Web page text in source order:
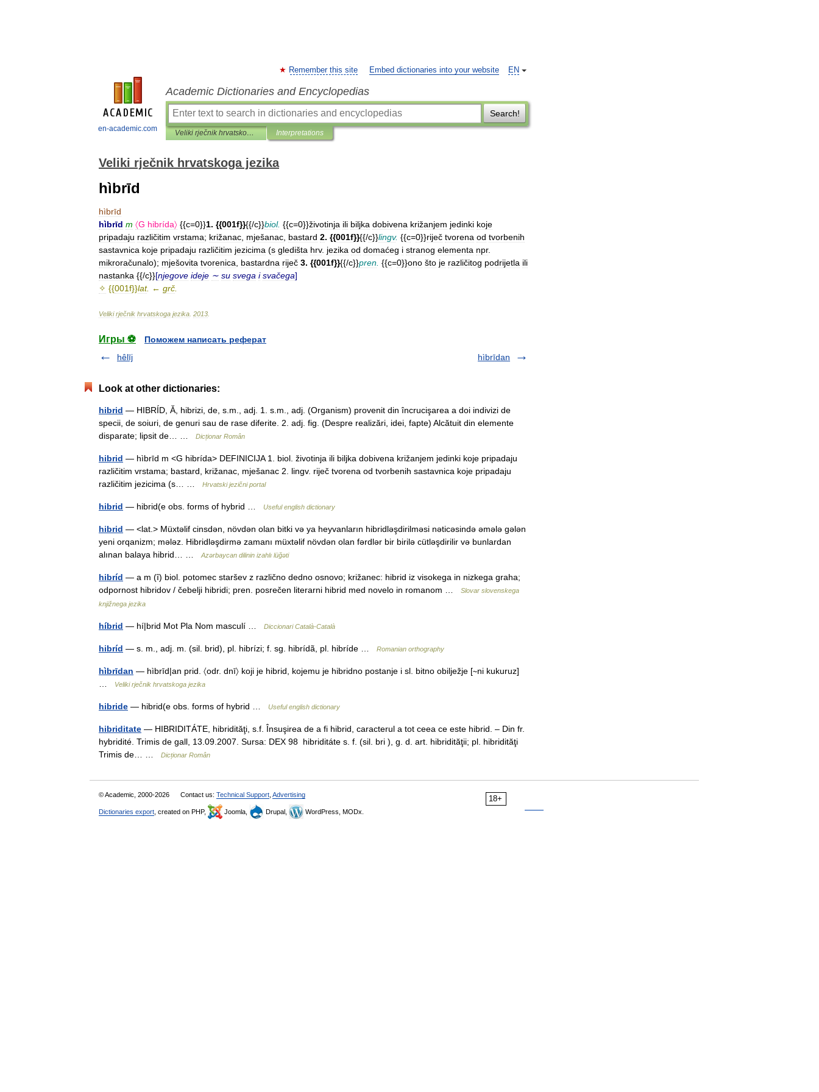
en-academic.com
EN
Remember this site Embed dictionaries into your website
Academic Dictionaries and Encyclopedias
Search!
Veliki rječnik hrvatskoga jezika Interpretations
Veliki rječnik hrvatskoga jezika
hìbrīd
hìbrīd
hìbrīd m 〈G hibrída〉 {{c=0}}1. {{001f}}{{/c}}biol. {{c=0}}životinja ili biljka dobivena križanjem jedinki koje
pripadaju različitim vrstama; križanac mješanac bastard 2. {{001f}}{{/c}}lingv. {{c=0}}riječ tvorena od tvorbenih
sastavnica koje pripadaju različitim jezicima (s gledišta hrv. jezika od domaćeg i stranog elementa npr.
mikroračunalo); mješovita tvorenica bastardna riječ 3. {{001f}}{{/c}}pren {{c=0}}ono što je različitog podrijetla ili
nastanka {{/c}}[njegove ideje ∼ su svega i svačega]
✧ {{001f}}lat. ← grč
Veliki rječnik hrvatskoga jezika 2013
Игры ⚽
Поможем написать реферат
hêlīj
hìbrīdan
Look at other dictionaries:
hibrid — HIBRÍD, Ă, hibrizi, de, s.m., adj. 1. s.m., adj. (Organism) provenit din încrucişarea a doi indivizi de
specii, de soiuri, de genuri sau de rase diferite. 2. adj. fig. (Despre realizări, idei, fapte) Alcătuit din elemente
disparate; lipsit de… …
Dicționar Român
hibrid — hìbrīd m <G hibrída> DEFINICIJA 1. biol. životinja ili biljka dobivena križanjem jedinki koje pripadaju
različitim vrstama; bastard, križanac, mješanac 2. lingv. riječ tvorena od tvorbenih sastavnica koje pripadaju
različitim jezicima (s… …
Hrvatski jezični portal
hibrid — hibrid(e obs. forms of hybrid … Useful english dictionary
hibrid — <lat.> Müxtəlif cinsdən, növdən olan bitki və ya heyvanların hibridləşdirilməsi nəticəsində əmələ gələn
yeni orqanizm; mələz. Hibridləşdirmə zamanı müxtəlif növdən olan fərdlər bir birilə cütləşdirilir və bunlardan
alınan balaya hibrid… …
Azərbaycan dilinin izahlı lüğəti
hibríd — a m (ȋ) biol. potomec staršev z različno dedno osnovo; križanec: hibrid iz visokega in nizkega graha;
odpornost hibridov / čebelji hibridi; pren. posrečen literarni hibrid med novelo in romanom …
Slovar slovenskega
knjižnega jezika
híbrid — hí|brid Mot Pla Nom masculí … Diccionari Català-Català
hibríd — s. m., adj. m. (sil. brid), pl. hibrízi; f. sg. hibrídã, pl. hibríde … Romanian orthography
hìbrīdan — hìbrīd|an prid. 〈odr. dnī〉 koji je hibrid, kojemu je hibridno postanje i sl. bitno obilježje [∼ni kukuruz]
Veliki rječnik hrvatskoga jezika
hibride — hibrid(e obs. forms of hybrid … Useful english dictionary
hibriditate — HIBRIDITÁTE, hibridităţi, s.f. Însuşirea de a fi hibrid, caracterul a tot ceea ce este hibrid. – Din fr.
hybridité. Trimis de gall, 13.09.2007. Sursa: DEX 98 hibriditáte s. f. (sil. bri ), g. d. art. hibridităţii; pl. hibridităţi
Trimis de… …
Dicționar Român
18+
© Academic, 2000-2026 Contact us: Technical Support Advertising
Dictionaries export , created on PHP, Joomla, Drupal, WordPress, MODx.